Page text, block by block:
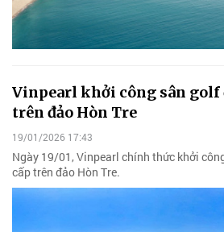
Vinpearl khởi công sân golf
trên đảo Hòn Tre
19/01/2026 17:43
Ngày 19/01, Vinpearl chính thức khởi
cấp trên đảo Hòn Tre.